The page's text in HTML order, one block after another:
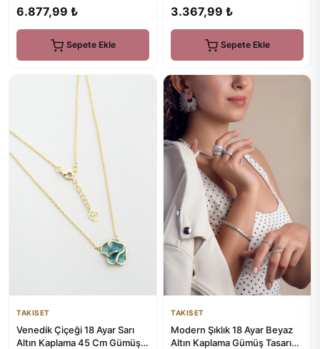
6.877,99 ₺
Sepete Ekle
3.367,99 ₺
Sepete Ekle
TAKISET
Venedik Çiçeği 18 Ayar Sarı
Altın Kaplama 45 Cm Gümüş
TAKISET
Modern Şıklık 18 Ayar Beyaz
Altın Kaplama Gümüş Tasarım